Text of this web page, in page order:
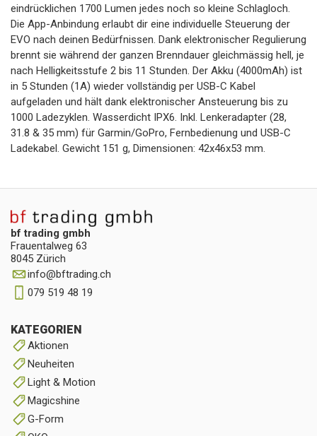
eindrücklichen 1700 Lumen jedes noch so kleine Schlagloch.
Die App-Anbindung erlaubt dir eine individuelle Steuerung der
EVO nach deinen Bedürfnissen. Dank elektronischer Regulierung
brennt sie während der ganzen Brenndauer gleichmässig hell, je
nach Helligkeitsstufe 2 bis 11 Stunden. Der Akku (4000mAh) ist
in 5 Stunden (1A) wieder vollständig per USB-C Kabel
aufgeladen und hält dank elektronischer Ansteuerung bis zu
1000 Ladezyklen. Wasserdicht IPX6. Inkl. Lenkeradapter (28,
31.8 & 35 mm) für Garmin/GoPro, Fernbedienung und USB-C
Ladekabel. Gewicht 151 g, Dimensionen: 42x46x53 mm.
bf trading gmbh
Frauentalweg 63
8045 Zürich
info@bftrading.ch
079 519 48 19
KATEGORIEN
Aktionen
Neuheiten
Light & Motion
Magicshine
G-Form